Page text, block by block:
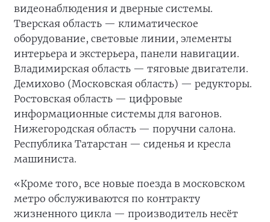
видеонаблюдения и дверные системы.
Тверская область — климатическое
оборудование, световые линии, элементы
интерьера и экстерьера, панели навигации.
Владимирская область — тяговые двигатели.
Демихово (Московская область) — редукторы.
Ростовская область — цифровые
информационные системы для вагонов.
Нижегородская область — поручни салона.
Республика Татарстан — сиденья и кресла
машиниста.
«Кроме того, все новые поезда в московском
метро обслуживаются по контракту
жизненного цикла — производитель несёт